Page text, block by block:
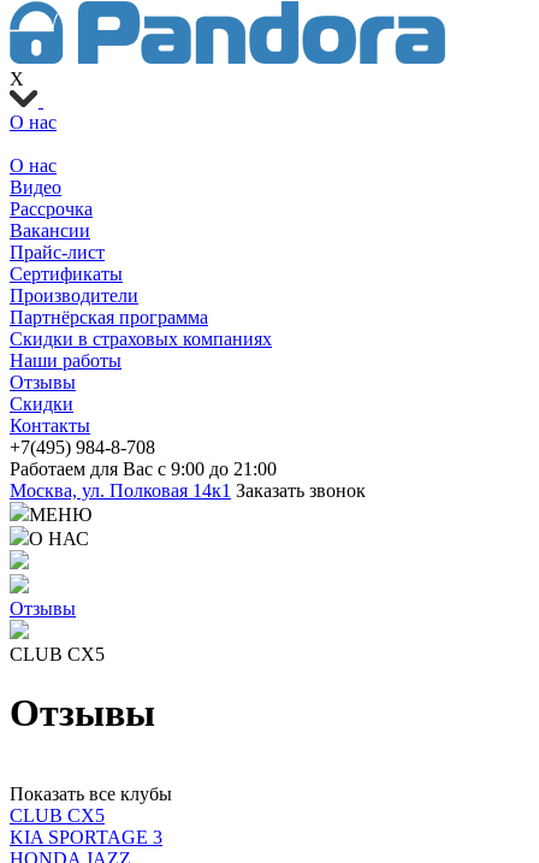
X
О нас
О нас
Видео
Рассрочка
Вакансии
Прайс-лист
Сертификаты
Производители
Партнёрская программа
Скидки в страховых компаниях
Наши работы
Отзывы
Скидки
Контакты
+7(495) 984-8-708
Работаем для Вас с 9:00 до 21:00
Москва, ул. Полковая 14к1 Заказать звонок
МЕНЮ
О НАС
Отзывы
CLUB CX5
Отзывы
Показать все клубы
CLUB CX5
KIA SPORTAGE 3
HONDA JAZZ